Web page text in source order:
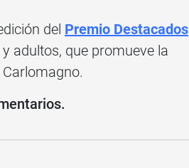
del Premio Destacados
adultos, que promueve la